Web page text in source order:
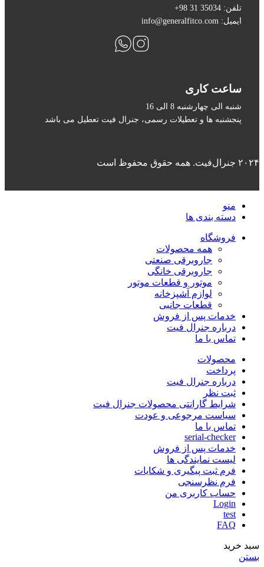
تلفن: 35034 31 98+
ایمیل: info@generalfitco.com
ساعت کاری
شنبه الی چهارشنبه 8 الی 16
پنجشنبه ها و تعطیلات رسمی، جنرال فیت تعطیل می باشد
۲۰۲۴ جنرال‌فیت. همه حقوق محفوظ است
منو
دسته بندی ها
فروشگاه
همه محصولات
جاروبرقی صنعتی
جاروبرقی خانگی
موتور و قطعات موتور
لوازم آشپزخانه
قطعات جانبی
خدمات پس از فروش
درباره جنرال فیت
تماس با ما
محصولات
پرداخت
درباره جنرال فیت
ثبت نظر
شرایط گارانتی محصولات جنرال فیت
سیاست مرجوعی و عودت
تماس با ما
serial-checker
خدمات پس از فروش
لیست نمایندگی ها
فرم ثبت پیگیری و شکایات
فرم نظرسنجی
حساب کاربری من
Login
test
FAQ
سبد خرید
بستن